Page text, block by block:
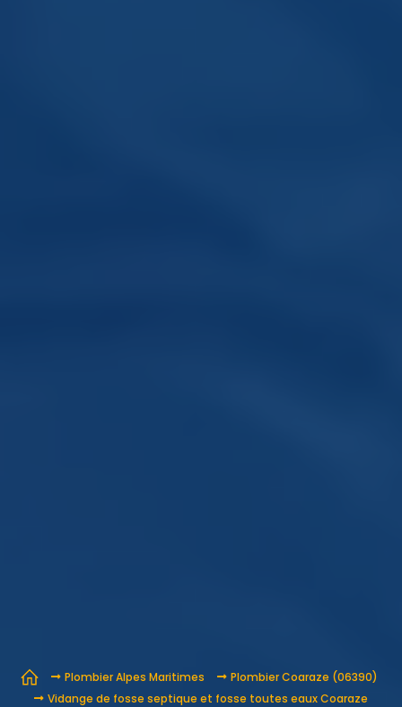
Plombier Alpes Maritimes
Plombier Coaraze (06390)
Vidange de fosse septique et fosse toutes eaux Coaraze